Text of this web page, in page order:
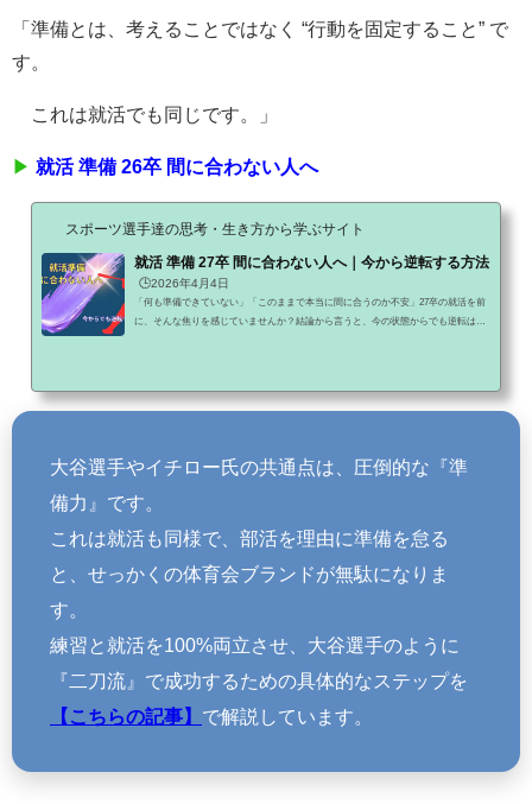
「準備とは、考えることではなく “行動を固定すること” で
す。
これは就活でも同じです。」
▶ 就活 準備 26卒 間に合わない人へ
スポーツ選手達の思考・生き方から学ぶサイト
就活 準備 27卒 間に合わない人へ｜今から逆転する方法
🕒️2026年4月4日
「何も準備できていない」「このままで本当に間に合うのか不安」27卒の就活を前
に、そんな焦りを感じていませんか？結論から言うと、今の状態からでも逆転は可
大谷選手やイチロー氏の共通点は、圧倒的な『準
備力』です。
これは就活も同様で、部活を理由に準備を怠る
と、せっかくの体育会ブランドが無駄になりま
す。
練習と就活を100%両立させ、大谷選手のように
『二刀流』で成功するための具体的なステップを
【こちらの記事】 で解説しています。